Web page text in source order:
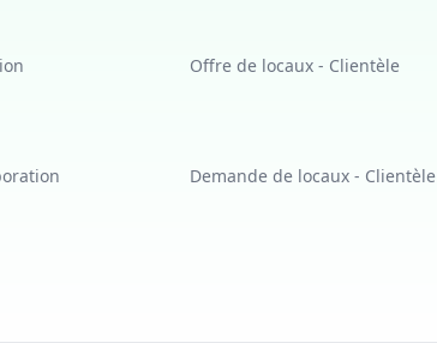
Offre de locaux - Clientèle
Demande de locaux - Clientèle